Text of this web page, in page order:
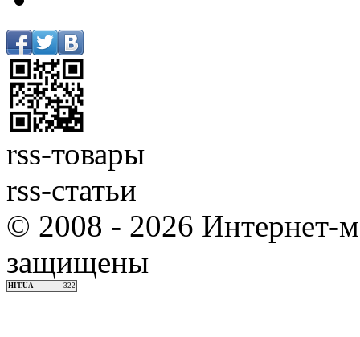
rss-товары
rss-статьи
© 2008 - 2026 Интернет-
защищены
HIT.UA 322